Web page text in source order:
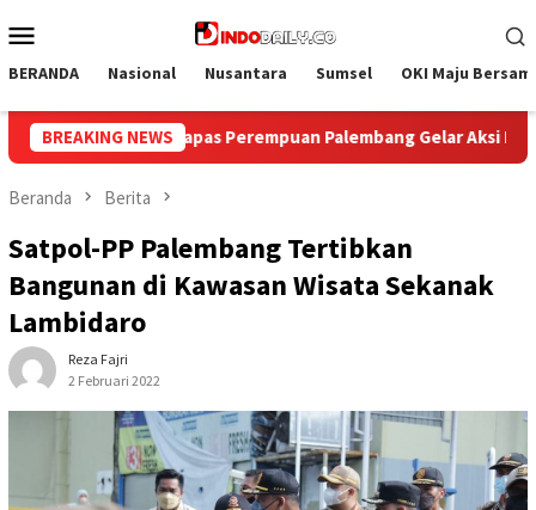
ke
Mobile
BERANDA Nasional Nusantara Sumsel OKI Maju
BREAKING NEWS
Aksi Bersih Kemerdekaan, Kobarkan Semangat Gotong
Beranda Berita
Satpol-PP Palembang Tertibkan
Bangunan di Kawasan Wisata Sekanak
Lambidaro
Reza Fajri
2 Februari 2022